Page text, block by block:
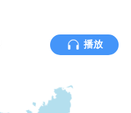
播放